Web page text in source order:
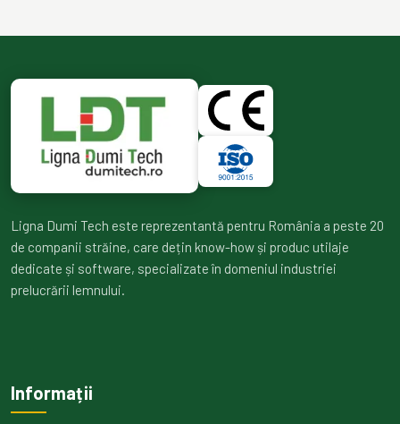
Ligna Dumi Tech este reprezentantă pentru România a peste 20
de companii străine, care dețin know-how și produc utilaje
dedicate și software, specializate în domeniul industriei
prelucrării lemnului.
Informații